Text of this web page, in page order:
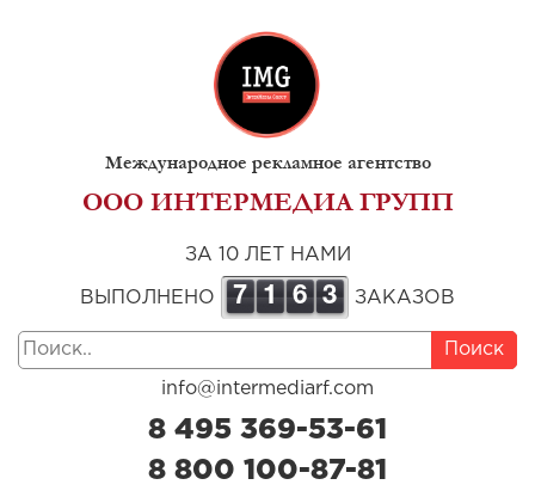
Международное рекламное агентство
ООО ИНТЕРМЕДИА ГРУПП
ЗА 10 ЛЕТ НАМИ
ВЫПОЛНЕНО 7 1 6 3 ЗАКАЗОВ
Поиск
info@intermediarf.com
8 495 369-53-61
8 800 100-87-81